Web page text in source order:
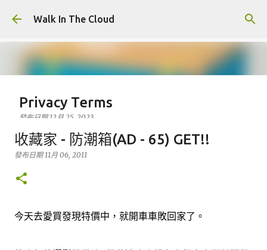
跳到主要內容
Walk In The Cloud
Privacy Terms
發布日期12月 25, 2023
Who We Are At Walk In The Cloud, we are committed to
maintaining the trust and confidence of all visitors to
our web site. In particular, we want you to know that
Walk In The Cloud is not in the business of selling,
Policy, we’ve provided detailed information on when
收藏家 - 防潮箱(AD - 65) GET!!
發布日期11月 06, 2011
今天去愛買發現特價中，就開車車敗回家了。